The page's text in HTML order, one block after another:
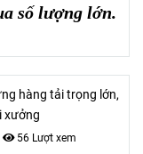
số lượng lớn.
hàng tải trọng lớn,
xưởng
| 56 Lượt xem